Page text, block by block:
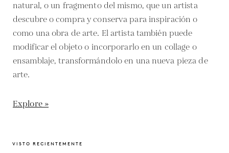
natural, o un fragmento del mismo, que un artista
descubre o compra y conserva para inspiración o
como una obra de arte. El artista también puede
modificar el objeto o incorporarlo en un collage o
ensamblaje, transformándolo en una nueva pieza de
arte.
Explore »
VISTO RECIENTEMENTE